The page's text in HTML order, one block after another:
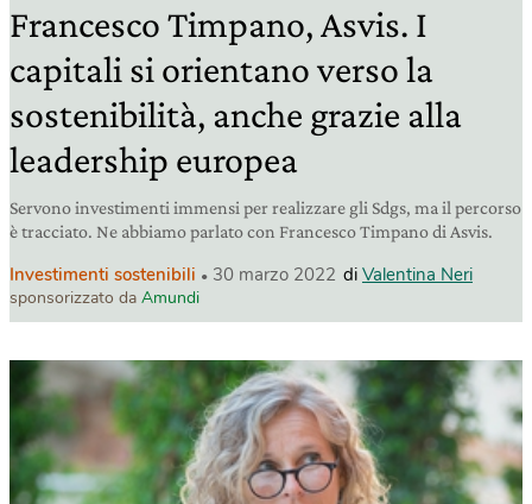
Francesco Timpano, Asvis. I
capitali si orientano verso la
sostenibilità, anche grazie alla
leadership europea
Servono investimenti immensi per realizzare gli Sdgs, ma il percorso
è tracciato. Ne abbiamo parlato con Francesco Timpano di Asvis.
Investimenti sostenibili 30 marzo 2022 di Valentina Neri
sponsorizzato da Amundi